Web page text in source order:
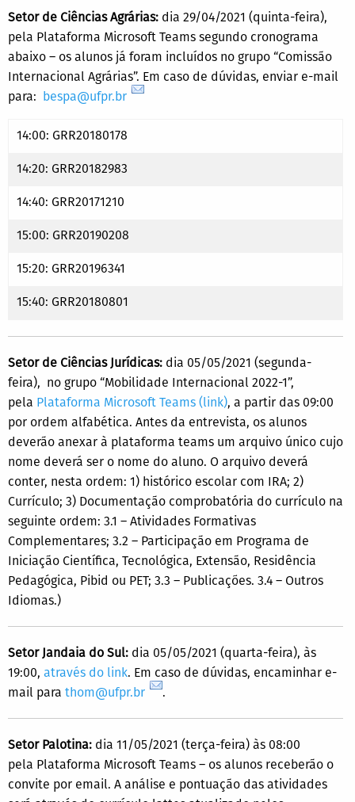
Setor de Ciências Agrárias: dia 29/04/2021 (quinta-feira),
pela Plataforma Microsoft Teams segundo cronograma
abaixo – os alunos já foram incluídos no grupo “Comissão
Internacional Agrárias”. Em caso de dúvidas, enviar e-mail
para: bespa@ufpr.br
14:00: GRR20180178
14:20: GRR20182983
14:40: GRR20171210
15:00: GRR20190208
15:20: GRR20196341
15:40: GRR20180801
Setor de Ciências Jurídicas: dia 05/05/2021 (segunda-
feira), no grupo “Mobilidade Internacional 2022-1”,
pela Plataforma Microsoft Teams (link), a partir das 09:00
por ordem alfabética. Antes da entrevista, os alunos
deverão anexar à plataforma teams um arquivo único cujo
nome deverá ser o nome do aluno. O arquivo deverá
conter, nesta ordem: 1) histórico escolar com IRA; 2)
Currículo; 3) Documentação comprobatória do currículo na
seguinte ordem: 3.1 – Atividades Formativas
Complementares; 3.2 – Participação em Programa de
Iniciação Científica, Tecnológica, Extensão, Residência
Pedagógica, Pibid ou PET; 3.3 – Publicações. 3.4 – Outros
Idiomas.)
Setor Jandaia do Sul: dia 05/05/2021 (quarta-feira), às
19:00, através do link. Em caso de dúvidas, encaminhar e-
mail para thom@ufpr.br .
Setor Palotina: dia 11/05/2021 (terça-feira) às 08:00
pela Plataforma Microsoft Teams – os alunos receberão o
convite por email. A análise e pontuação das atividades